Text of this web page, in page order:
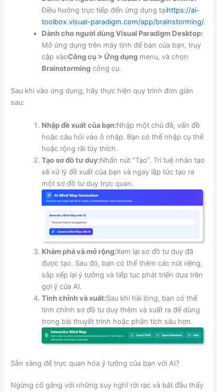
Điều hướng trực tiếp đến ứng dụng tạihttps://ai-
toolbox.visual-paradigm.com/app/brainstorming/.
Dành cho người dùng Visual Paradigm Desktop:
Mở ứng dụng trên máy tính để bàn của bạn, truy
cập vàoCông cụ > Ứng dụng menu, và chọn
Brainstorming công cụ.
Sau khi vào ứng dụng, hãy thực hiện quy trình đơn giản
sau:
Nhập đề xuất của bạn:Nhập một chủ đề, vấn đề
hoặc câu hỏi vào ô nhập. Bạn có thể nhập cụ thể
hoặc rộng rãi tùy thích.
Tạo sơ đồ tư duy:Nhấn nút “Tạo”. Trí tuệ nhân tạo
sẽ xử lý đề xuất của bạn và ngay lập tức tạo ra
một sơ đồ tư duy trực quan.
Khám phá và mở rộng:Xem lại sơ đồ tư duy đã
được tạo. Sau đó, bạn có thể thêm các nút riêng,
sắp xếp lại ý tưởng và tiếp tục phát triển dựa trên
gợi ý của AI.
Tinh chỉnh và xuất:Sau khi hài lòng, bạn có thể
tinh chỉnh sơ đồ tư duy thêm và xuất ra để dùng
trong bài thuyết trình hoặc phân tích sâu hơn.
Sẵn sàng để trực quan hóa ý tưởng của bạn với AI?
Ngừng cố gắng với những suy nghĩ rời rạc và bắt đầu thấy